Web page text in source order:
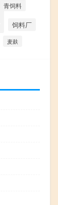
青饲料
饲料厂
麦麸